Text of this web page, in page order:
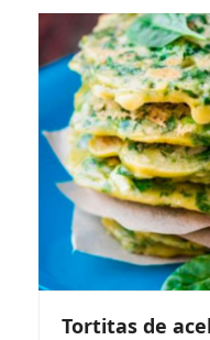
Tortitas de